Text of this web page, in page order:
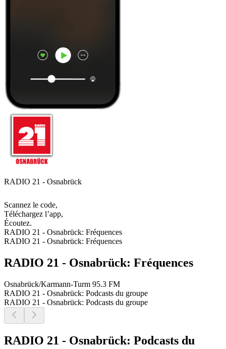
RADIO 21 - Osnabrück
Scannez le code,
Téléchargez l’app,
Écoutez.
RADIO 21 - Osnabrück: Fréquences
RADIO 21 - Osnabrück: Fréquences
RADIO 21 - Osnabrück: Fréquences
Osnabrück/Karmann-Turm 95.3 FM
RADIO 21 - Osnabrück: Podcasts du groupe
RADIO 21 - Osnabrück: Podcasts du groupe
RADIO 21 - Osnabrück: Podcasts du